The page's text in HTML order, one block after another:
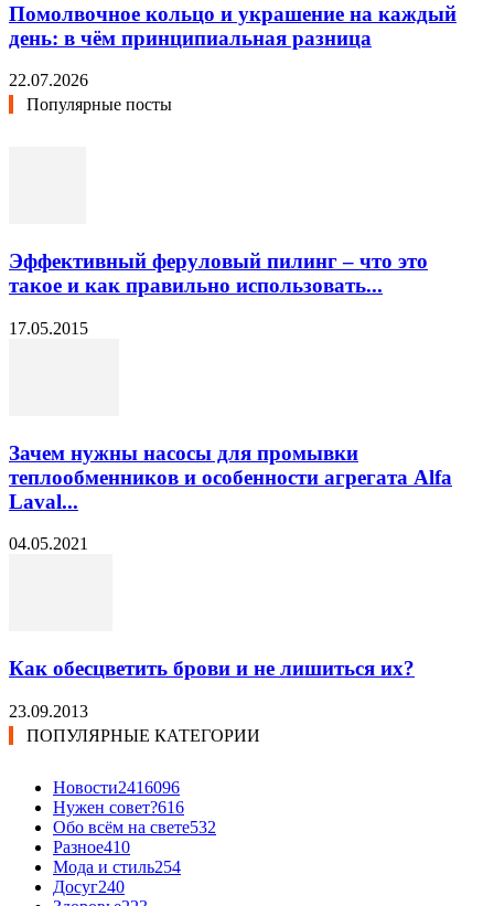
Помолвочное кольцо и украшение на каждый
день: в чём принципиальная разница
22.07.2026
Популярные посты
Эффективный феруловый пилинг – что это
такое и как правильно использовать...
17.05.2015
Зачем нужны насосы для промывки
теплообменников и особенности агрегата Alfa
Laval...
04.05.2021
Как обесцветить брови и не лишиться их?
23.09.2013
ПОПУЛЯРНЫЕ КАТЕГОРИИ
Новости2416096
Нужен совет?616
Обо всём на свете532
Разное410
Мода и стиль254
Досуг240